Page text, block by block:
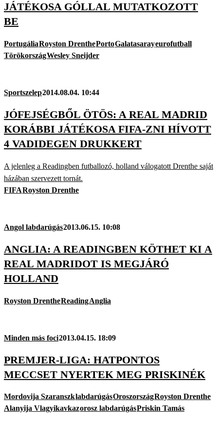
JÁTÉKOSA GÓLLAL MUTATKOZOTT
BE
PortugáliaRoyston DrenthePortoGalatasarayeurofutball
TörökországWesley Sneijder
Sportszelep2014.08.04. 10:44
JÓFEJSÉGBŐL ÖTÖS: A REAL MADRID
KORÁBBI JÁTÉKOSA FIFA-ZNI HÍVOTT
4 VADIDEGEN DRUKKERT
A jelenleg a Readingben futballozó, holland válogatott Drenthe saját
házában szervezett tornát.
FIFARoyston Drenthe
Angol labdarúgás2013.06.15. 10:08
ANGLIA: A READINGBEN KÖTHET KI A
REAL MADRIDOT IS MEGJÁRÓ
HOLLAND
Royston DrentheReadingAnglia
Minden más foci2013.04.15. 18:09
PREMJER-LIGA: HATPONTOS
MECCSET NYERTEK MEG PRISKINÉK
Mordovija SzaranszklabdarúgásOroszországRoyston Drenthe
Alanyija Vlagyikavkazorosz labdarúgásPriskin Tamás